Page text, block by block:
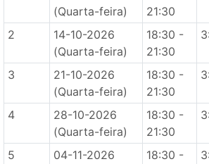
(Quarta-feira)
21:30
2
14-10-2026
(Quarta-feira)
18:30 -
21:30
3
21-10-2026
(Quarta-feira)
18:30 -
21:30
4
28-10-2026
(Quarta-feira)
18:30 -
21:30
5
04-11-2026
18:30 -